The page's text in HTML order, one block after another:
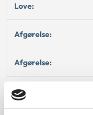
Love:
Afgørelse:
Afgørelse:
Afgørelse: